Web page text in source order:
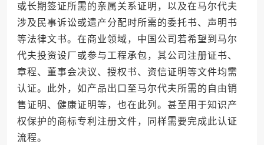
或长期签证所需的亲属关系证明，以及在马尔代夫
涉及民事诉讼或遗产分配时所需的委托书、声明书
等法律文书。在商业领域，中国公司若希望到马尔
代夫投资设厂或参与工程承包，其公司注册证书、
章程、董事会决议、授权书、资信证明等文件均需
认证。此外，如产品出口至马尔代夫所需的自由销
售证明、健康证明等，也在此列。甚至用于知识产
权保护的商标专利注册文件，同样需要完成此认证
流程。